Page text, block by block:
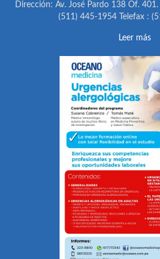
Dirección: Av. José Pardo 138 Of.
(511) 445-1954 Telefax :
Leer más